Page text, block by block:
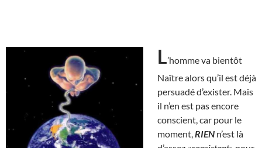
L’homme va bientôt
Naître alors qu’il est déjà
persuadé d’exister. Mais
il n’en est pas encore
conscient, car pour le
moment, RIEN n’est là